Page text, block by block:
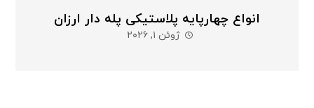
انواع چهارپایه پلاستیکی پله دار ارزان
ژوئن ۱, ۲۰۲۶